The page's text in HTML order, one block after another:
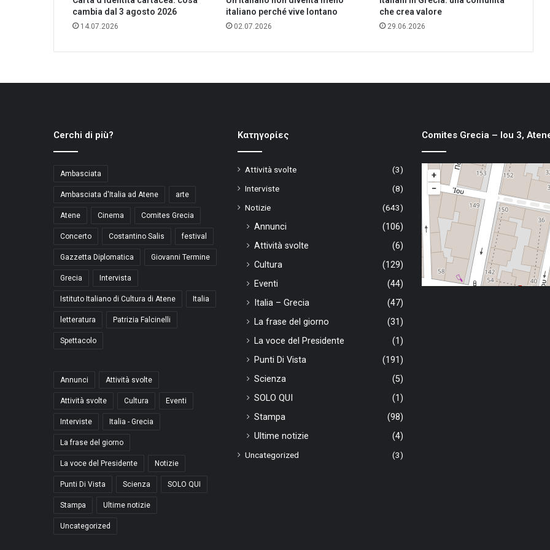
cambia dal 3 agosto 2026
14.07.2026
italiano perché vive lontano
02.07.2026
che crea valore
29.06.2026
Cerchi di più?
Ambasciata
Ambasciata d'Italia ad Atene arte
Atene Cinema Comites Grecia
Concerto Costantino Salis festival
Gazzetta Diplomatica Giovanni Termine
Grecia Intervista
Istituto Italiano di Cultura di Atene Italia
letteratura Patrizia Falcinelli
Spettacolo
Annunci Attività svolte
Attività svolte Cultura Eventi
Interviste Italia - Grecia
La frase del giorno
La voce del Presidente Notizie
Punti Di Vista Scienza SOLO QUI
Stampa Ultime notizie
Uncategorized
Kατηγορίες
Attività svolte
(3)
Interviste
(8)
Notizie
(643)
Annunci
(106)
Attività svolte
(6)
Cultura
(129)
Eventi
(44)
Italia – Grecia
(47)
La frase del giorno
(31)
La voce del Presidente
(1)
Punti Di Vista
(191)
Scienza
(5)
SOLO QUI
(1)
Stampa
(98)
Ultime notizie
(4)
Uncategorized
(3)
Comites Grecia – Iou 3,
+
−